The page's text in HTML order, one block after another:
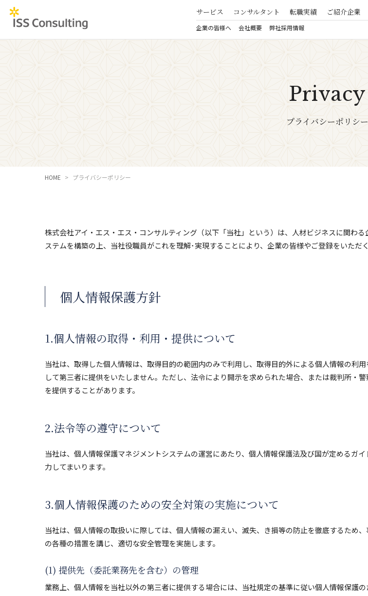
サービス コンサルタント 転職実績 ご紹介企業
企業の皆様へ 会社概要 弊社採用情報
Privacy
プライバシーポリシー
HOME プライバシーポリシー
株式会社アイ・エス・エス・コンサルティング（以下「当社」という）は、人材ビジネスに関わ
ステムを構築の上、当社役職員がこれを理解･実現することにより、企業の皆様やご登録をいただ
個人情報保護方針
1.個人情報の取得・利用・提供について
当社は、取得した個人情報は、取得目的の範囲内のみで利用し、取得目的外による個人情報の利
して第三者に提供をいたしません。ただし、法令により開示を求められた場合、または裁判所・
を提供することがあります。
2.法令等の遵守について
当社は、個人情報保護マネジメントシステムの運営にあたり、個人情報保護法及び国が定めるガ
力してまいります。
3.個人情報保護のための安全対策の実施について
当社は、個人情報の取扱いに際しては、個人情報の漏えい、滅失、き損等の防止を徹底するため
の各種の措置を講じ、適切な安全管理を実施します。
(1) 提供先（委託業務先を含む）の管理
業務上、個人情報を当社以外の第三者に提供する場合には、当社規定の基準に従い個人情報保護